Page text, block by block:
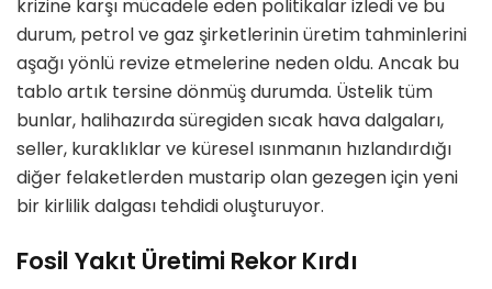
krizine karşı mücadele eden politikalar izledi ve bu
durum, petrol ve gaz şirketlerinin üretim tahminlerini
aşağı yönlü revize etmelerine neden oldu. Ancak bu
tablo artık tersine dönmüş durumda. Üstelik tüm
bunlar, halihazırda süregiden sıcak hava dalgaları,
seller, kuraklıklar ve küresel ısınmanın hızlandırdığı
diğer felaketlerden mustarip olan gezegen için yeni
bir kirlilik dalgası tehdidi oluşturuyor.
Fosil Yakıt Üretimi Rekor Kırdı